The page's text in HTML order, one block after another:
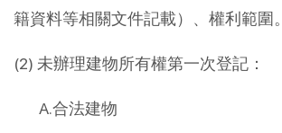
籍資料等相關文件記載）、權利範圍。
(2) 未辦理建物所有權第一次登記：
A.合法建物